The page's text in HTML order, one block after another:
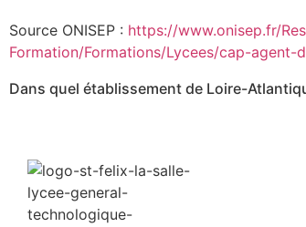
Source ONISEP : https://www.onisep.fr/
Formation/Formations/Lycees/cap-
Dans quel établissement de Loire-